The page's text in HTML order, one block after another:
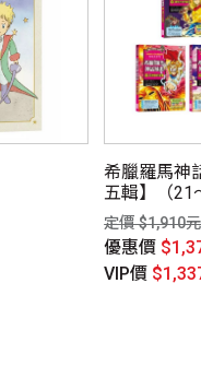
希臘羅馬神
五輯】（21
定價 $1,910元
優惠價
VIP價